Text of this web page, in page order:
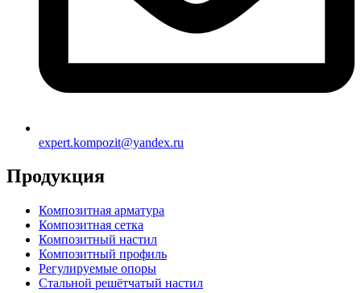
expert.kompozit@yandex.ru
Продукция
Композитная арматура
Композитная сетка
Композитный настил
Композитный профиль
Регулируемые опоры
Стальной решётчатый настил